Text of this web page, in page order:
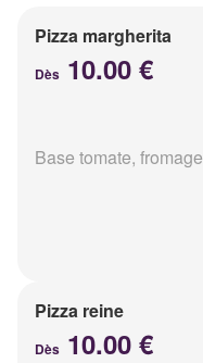
Pizza margherita
Dès 10.00 €
Base tomate, fromage
Pizza reine
Dès 10.00 €